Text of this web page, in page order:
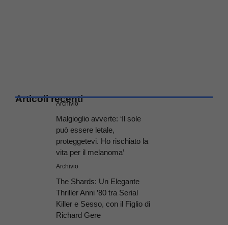
Articoli recenti
Archivio
Malgioglio avverte: ‘Il sole
può essere letale,
proteggetevi. Ho rischiato la
vita per il melanoma’
Archivio
The Shards: Un Elegante
Thriller Anni ’80 tra Serial
Killer e Sesso, con il Figlio di
Richard Gere